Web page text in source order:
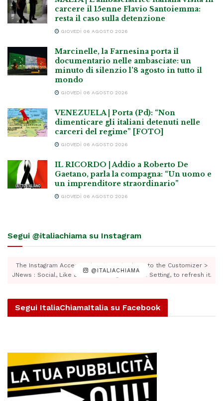
carcere il 15enne Flavio Santoiemma:
resta il caso sulla detenzione
GIOVEDÌ 06 AGOSTO 2026
Marcinelle, la Farnesina porta il
documentario nelle ambasciate: un
minuto di silenzio l’8 agosto in tutto il
mondo
GIOVEDÌ 06 AGOSTO 2026
VENEZUELA | Porta (Pd): “Non
dimenticare gli italiani detenuti nelle
carceri del regime” [FOTO]
GIOVEDÌ 06 AGOSTO 2026
IL RICORDO | Addio a Roberto De
Gaetano, parla la compagna: “Un uomo e
un imprenditore straordinario”
GIOVEDÌ 06 AGOSTO 2026
Segui @italiachiama su Instagram
@ITALIACHIAMA
The Instagram Access Token is expired, Go to the Customizer >
JNews : Social, Like & View > Instagram Feed Setting, to refresh it.
Segui ItaliaChiamaItalia su Facebook